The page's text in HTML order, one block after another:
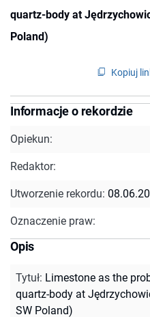
quartz-body at
Poland)
Kopiuj
Informacje o rekordzie
Opiekun:
Redaktor:
Utworzenie rekordu:
Oznaczenie praw:
Opis
Tytuł: Limestone as the
quartz-body at
SW Poland)